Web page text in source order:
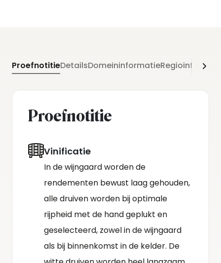
zijn voor botteling.
ProefnotitieDetailsDomeininformatie
Proefnotitie
Vinificatie
In de wijngaard worden de
rendementen bewust laag gehouden,
alle druiven worden bij optimale
rijpheid met de hand geplukt en
geselecteerd, zowel in de wijngaard
als bij binnenkomst in de kelder. De